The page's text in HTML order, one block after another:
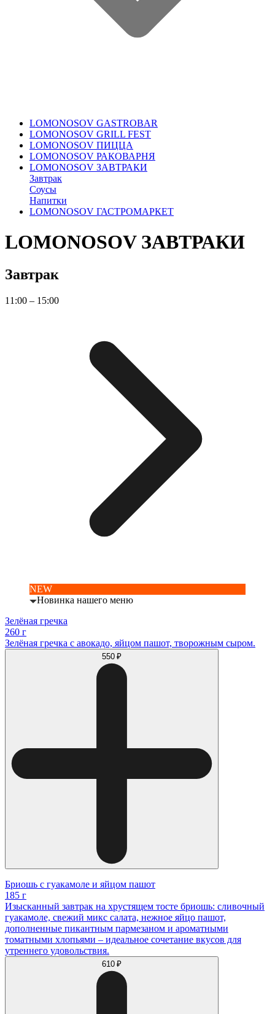
LOMONOSOV GASTROBAR
LOMONOSOV GRILL FEST
LOMONOSOV ПИЦЦА
LOMONOSOV РАКОВАРНЯ
LOMONOSOV ЗАВТРАКИ
Завтрак
Соусы
Напитки
LOMONOSOV ГАСТРОМАРКЕТ
LOMONOSOV ЗАВТРАКИ
Завтрак
11:00 – 15:00
NEW
Новинка нашего меню
Зелёная гречка
260 г
Зелёная гречка с авокадо, яйцом пашот, творожным сыром.
550 ₽
Бриошь с гуакамоле и яйцом пашот
185 г
Изысканный завтрак на хрустящем тосте бриошь: сливочный
гуакамоле, свежий микс салата, нежное яйцо пашот,
дополненные пикантным пармезаном и ароматными
томатными хлопьями – идеальное сочетание вкусов для
утреннего удовольствия.
610 ₽